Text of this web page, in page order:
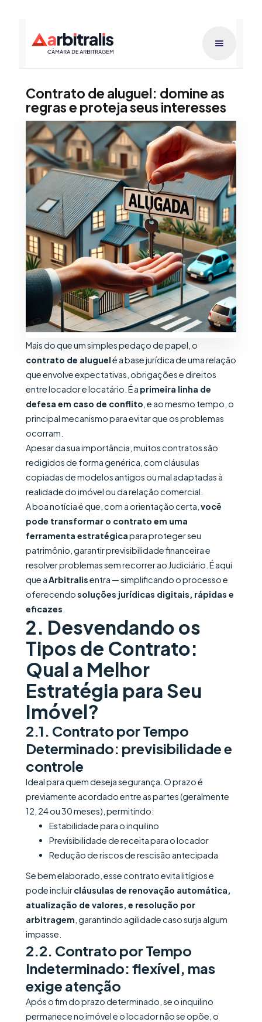
Contrato de aluguel: domine as
regras e proteja seus interesses
Raphael Lucca
Publicado dia
20/5/2026
Mais do que um simples pedaço de papel, o
contrato de aluguelé a base jurídica de uma relação
que envolve expectativas, obrigações e direitos
entre locador e locatário. É a primeira linha de
defesa em caso de conflito , e ao mesmo tempo, o
principal mecanismo para evitar que os problemas
ocorram.
Apesar da sua importância, muitos contratos são
redigidos de forma genérica, com cláusulas
copiadas de modelos antigos ou mal adaptadas à
realidade do imóvel ou da relação comercial.
A boa notícia é que, com a orientação certa, você
pode transformar o contrato em uma
ferramenta estratégicapara proteger seu
patrimônio, garantir previsibilidade financeira e
resolver problemas sem recorrer ao Judiciário. É aqui
que aArbitralisentra — simplificando o processo e
oferecendosoluções jurídicas digitais, rápidas e
eficazes
2. Desvendando os
Tipos de Contrato:
Qual a Melhor
Estratégia para Seu
Imóvel?
2.1. Contrato por Tempo
Determinado: previsibilidade e
controle
Ideal para quem deseja segurança. O prazo é
previamente acordado entre as partes (geralmente
12, 24 ou 30 meses), permitindo:
Estabilidade para o inquilino
Previsibilidade de receita para o locador
Redução de riscos de rescisão antecipada
Se bem elaborado, esse contrato evita litígios e
pode incluircláusulas de renovação automática,
atualização de valores, e resolução por
arbitragem , garantindo agilidade caso surja algum
impasse.
2.2. Contrato por Tempo
Indeterminado: flexível, mas
exige atenção
Após o fim do prazo determinado, se o inquilino
permanece no imóvel e o locador não se opõe, o